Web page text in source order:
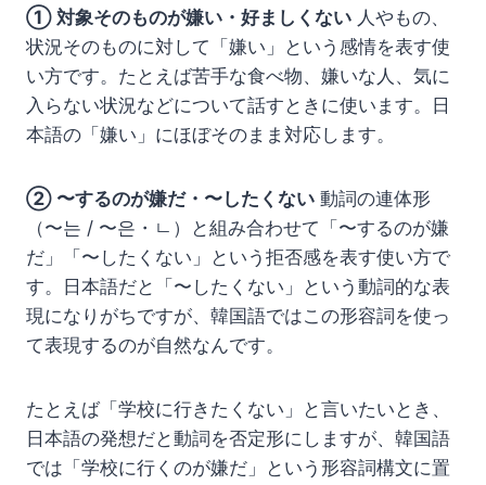
① 対象そのものが嫌い・好ましくない 人やもの、
状況そのものに対して「嫌い」という感情を表す使
い方です。たとえば苦手な食べ物、嫌いな人、気に
入らない状況などについて話すときに使います。日
本語の「嫌い」にほぼそのまま対応します。
② 〜するのが嫌だ・〜したくない 動詞の連体形
（〜는 / 〜은・ㄴ）と組み合わせて「〜するのが嫌
だ」「〜したくない」という拒否感を表す使い方で
す。日本語だと「〜したくない」という動詞的な表
現になりがちですが、韓国語ではこの形容詞を使っ
て表現するのが自然なんです。
たとえば「学校に行きたくない」と言いたいとき、
日本語の発想だと動詞を否定形にしますが、韓国語
では「学校に行くのが嫌だ」という形容詞構文に置